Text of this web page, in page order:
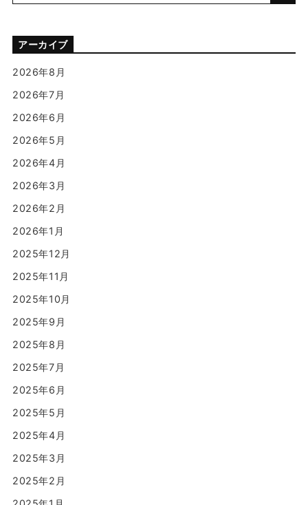
アーカイブ
2026年8月
2026年7月
2026年6月
2026年5月
2026年4月
2026年3月
2026年2月
2026年1月
2025年12月
2025年11月
2025年10月
2025年9月
2025年8月
2025年7月
2025年6月
2025年5月
2025年4月
2025年3月
2025年2月